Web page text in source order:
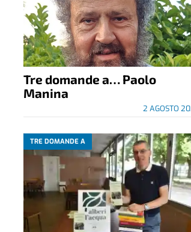
Tre domande a… Paolo
Manina
2 AGOSTO
TRE DOMANDE A